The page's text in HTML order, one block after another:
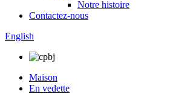
Notre histoire
Contactez-nous
English
Maison
En vedette